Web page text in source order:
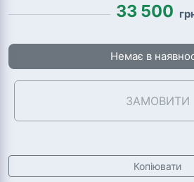
33 500
Немає в
ЗАМОВИТИ
Копіювати